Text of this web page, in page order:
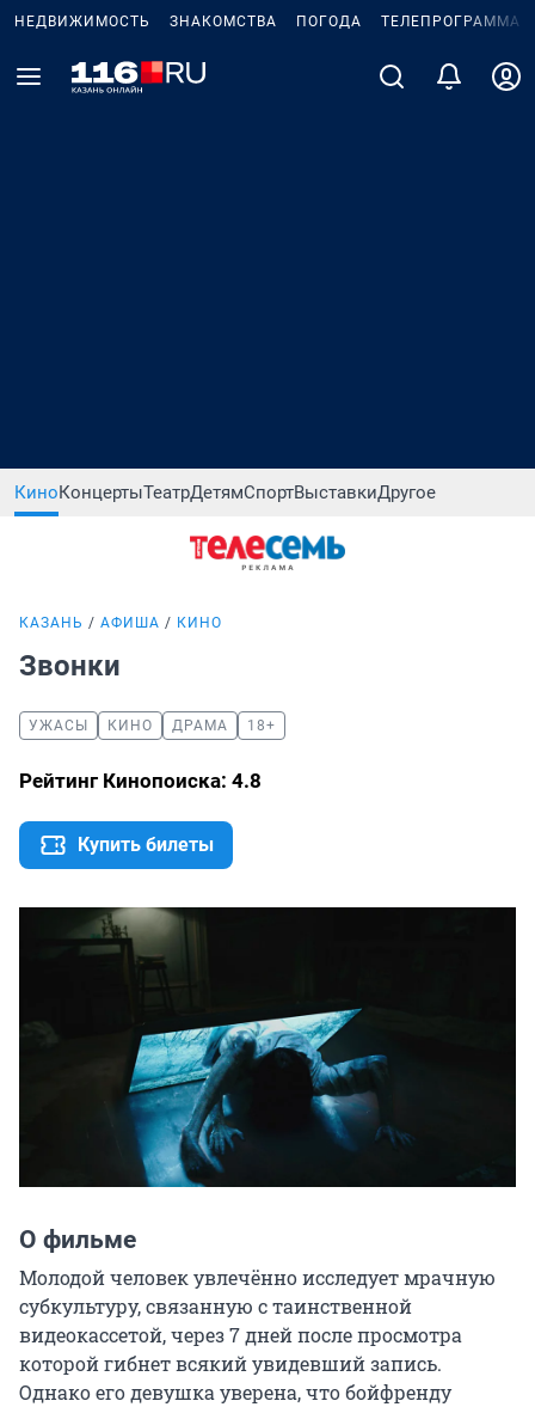
НЕДВИЖИМОСТЬ ЗНАКОМСТВА ПОГОДА ТЕЛЕПРОГРАММА
КиноКонцертыТеатрДетямСпортВыставкиДругое
КАЗАНЬ АФИША КИНО
Звонки
УЖАСЫ КИНО ДРАМА 18+
Рейтинг Кинопоиска: 4.8
Купить билеты
О фильме
Молодой человек увлечённо исследует мрачную
субкультуру, связанную с таинственной
видеокассетой, через 7 дней после просмотра
которой гибнет всякий увидевший запись.
Однако его девушка уверена, что бойфренду